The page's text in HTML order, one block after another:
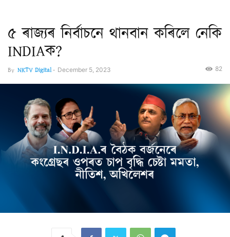
৫ ৰাজ্যৰ নিৰ্বাচনে থানবান কৰিলে নেকি
INDIAক?
By NKTV Digital- December 5, 2023 82